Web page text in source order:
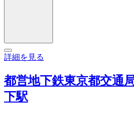
詳細を見る
都営地下鉄東京都交通
下駅